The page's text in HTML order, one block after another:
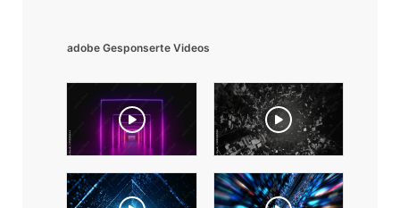
adobe Gesponserte Videos